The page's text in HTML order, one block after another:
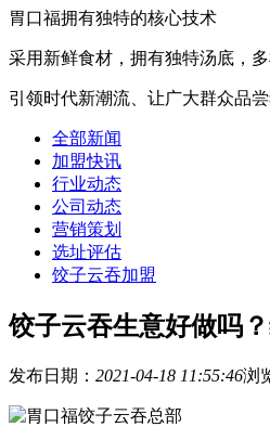
胃口福拥有独特的核心技术
采用新鲜食材，拥有独特汤底，
引领时代新潮流、让广大群众品
全部新闻
加盟快讯
行业动态
公司动态
营销策划
选址评估
饺子云吞加盟
饺子云吞生意好做吗
发布日期： 2021-04-18 11:55:46浏